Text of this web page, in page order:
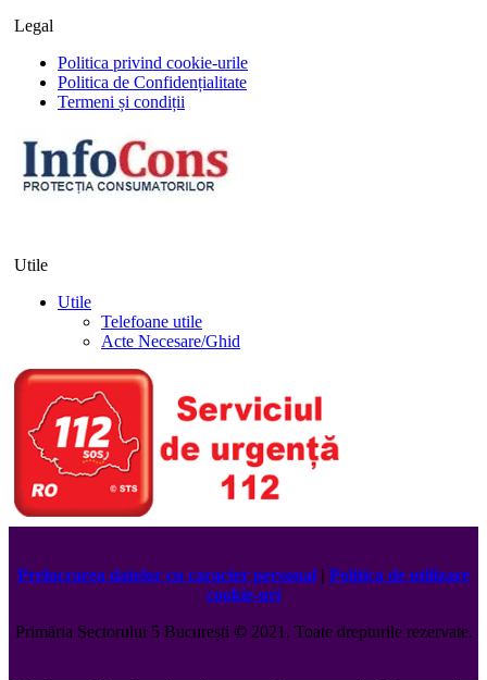
Legal
Politica privind cookie-urile
Politica de Confidențialitate
Termeni și condiții
Utile
Utile
Telefoane utile
Acte Necesare/Ghid
Prelucrarea datelor cu caracter personal | Politica de utilizare
cookie-uri
Primăria Sectorului 5 București ©️2021. Toate drepturile rezervate.